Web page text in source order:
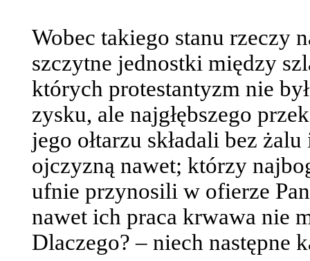
Wobec takiego stanu rzeczy
szczytne jednostki między
których protestantyzm nie
zysku, ale najgłębszego
jego ołtarzu składali bez
ojczyzną nawet; którzy
ufnie przynosili w ofierze
nawet ich praca krwawa nie
Dlaczego? – niech następne